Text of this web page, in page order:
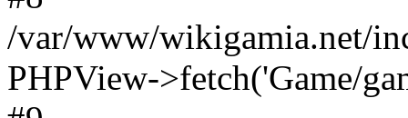
/var/www/wikigamia.net/
PHPView->fetch('Game/